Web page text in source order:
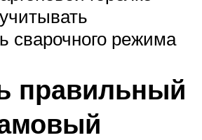
сварочного режима
правильный